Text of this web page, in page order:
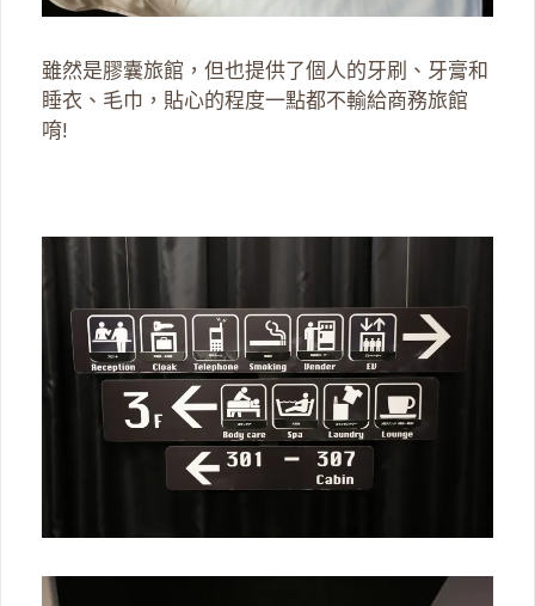
雖然是膠囊旅館，但也提供了個人的牙刷、牙膏和
睡衣、毛巾，貼心的程度一點都不輸給商務旅館
唷!